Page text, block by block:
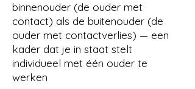
binnenouder (de ouder met
contact) als de buitenouder (de
ouder met contactverlies) — een
kader dat je in staat stelt
individueel met één ouder te
werken